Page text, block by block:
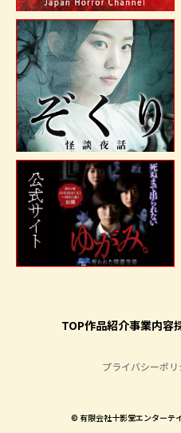
TOP作品紹介事業内容
プライバシーポリ
©︎ 有限会社十影堂エンターテ